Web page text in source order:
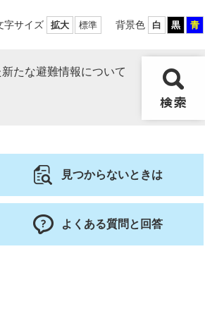
字サイズ 拡大 標準 背景色 白 黒 青
たな避難情報について
見つからないときは
よくある質問と回答